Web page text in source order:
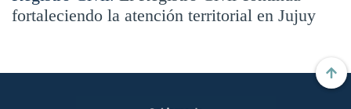
fortaleciendo la atención territorial en Jujuy